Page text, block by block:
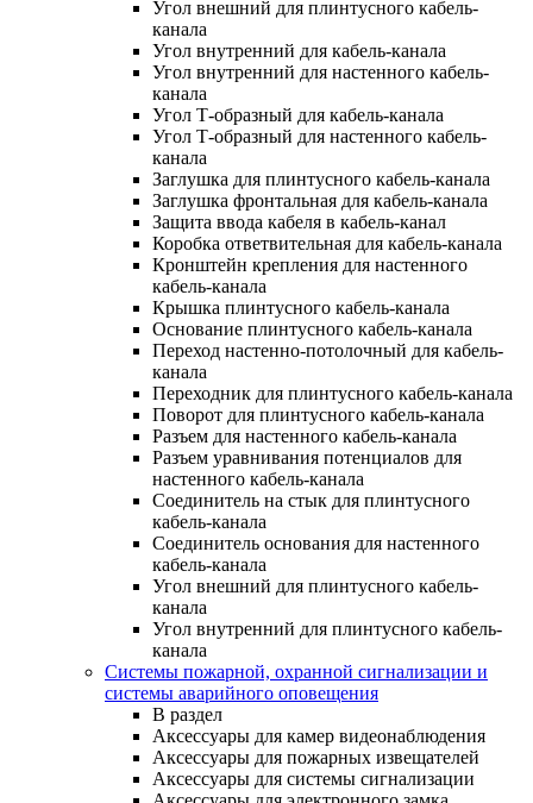
Угол внешний для плинтусного кабель-
канала
Угол внутренний для кабель-канала
Угол внутренний для настенного кабель-
канала
Угол Т-образный для кабель-канала
Угол Т-образный для настенного кабель-
канала
Заглушка для плинтусного кабель-канала
Заглушка фронтальная для кабель-канала
Защита ввода кабеля в кабель-канал
Коробка ответвительная для кабель-канала
Кронштейн крепления для настенного
кабель-канала
Крышка плинтусного кабель-канала
Основание плинтусного кабель-канала
Переход настенно-потолочный для кабель-
канала
Переходник для плинтусного кабель-канала
Поворот для плинтусного кабель-канала
Разъем для настенного кабель-канала
Разъем уравнивания потенциалов для
настенного кабель-канала
Соединитель на стык для плинтусного
кабель-канала
Соединитель основания для настенного
кабель-канала
Угол внешний для плинтусного кабель-
канала
Угол внутренний для плинтусного кабель-
канала
Системы пожарной, охранной сигнализации и
системы аварийного оповещения
В раздел
Аксессуары для камер видеонаблюдения
Аксессуары для пожарных извещателей
Аксессуары для системы сигнализации